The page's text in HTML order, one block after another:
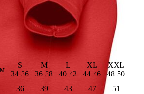
S
34-36
M
36-38
L
40-42
XL
44-46
XXL
48-50
36 39 43 47
51